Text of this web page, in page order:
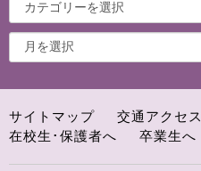
サイトマップ 交通アクセス
在校生･保護者へ
卒業生へ